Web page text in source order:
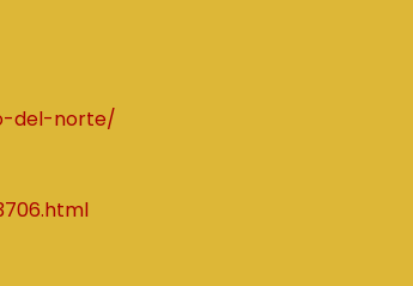
del-norte/